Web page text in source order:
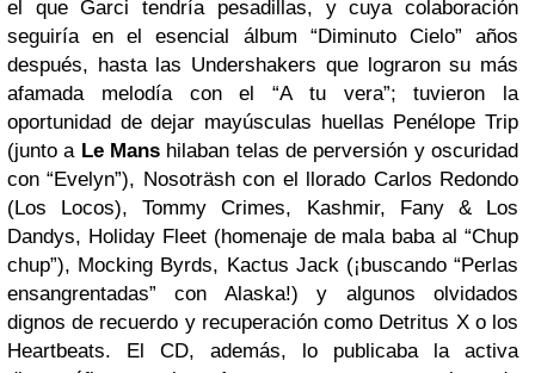
el que Garci tendría pesadillas, y cuya colaboración
seguiría en el esencial álbum “Diminuto Cielo” años
después, hasta las Undershakers que lograron su más
afamada melodía con el “A tu vera”; tuvieron la
oportunidad de dejar mayúsculas huellas Penélope Trip
(junto a Le Mans hilaban telas de perversión y oscuridad
con “Evelyn”), Nosoträsh con el llorado Carlos Redondo
(Los Locos), Tommy Crimes, Kashmir, Fany & Los
Dandys, Holiday Fleet (homenaje de mala baba al “Chup
chup”), Mocking Byrds, Kactus Jack (¡buscando “Perlas
ensangrentadas” con Alaska!) y algunos olvidados
dignos de recuerdo y recuperación como Detritus X o los
Heartbeats. El CD, además, lo publicaba la activa